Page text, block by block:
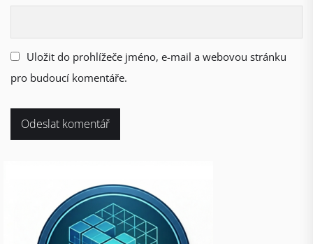
Uložit do prohlížeče jméno, e-mail a webovou stránku
pro budoucí komentáře.